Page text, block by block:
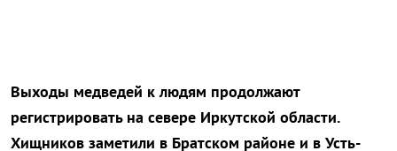
Выходы медведей к людям продолжают
регистрировать на севере Иркутской области.
Хищников заметили в Братском районе и в Усть-